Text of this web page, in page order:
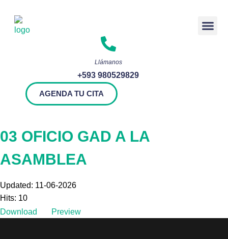
Llámanos
+593 980529829
AGENDA TU CITA
03 OFICIO GAD A LA
ASAMBLEA
Updated: 11-06-2026
Hits: 10
Download
Preview